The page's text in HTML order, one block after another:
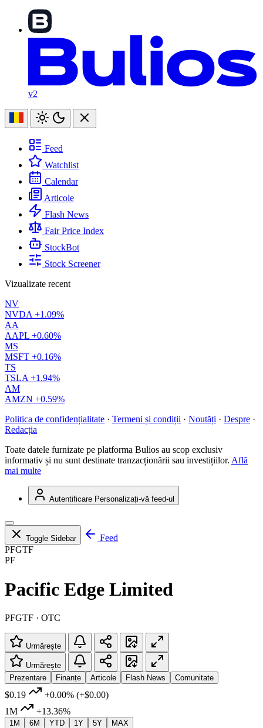
v2
Feed
Watchlist
Calendar
Articole
Flash News
Fair Price Index
StockBot
Stock Screener
Vizualizate recent
NV
NVDA +1.09%
AA
AAPL +0.60%
MS
MSFT +0.16%
TS
TSLA +1.94%
AM
AMZN +0.59%
Politica de confidențialitate · Termeni și condiții · Noutăți · Despre ·
Redacția
Toate datele furnizate pe platforma Bulios au scop exclusiv
informativ și nu sunt destinate tranzacționării sau investițiilor. Află
mai multe
Autentificare Personalizați-vă feed-ul
Toggle Sidebar
Feed
PFGTF
PF
Pacific Edge Limited
PFGTF · OTC
Urmărește
Urmărește
Prezentare
Finanțe Articole Flash News Comunitate
$0.19 +0.00% (+$0.00)
1M
+13.36%
1M 6M YTD 1Y 5Y MAX